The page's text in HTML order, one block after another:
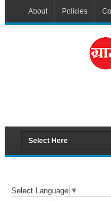
About Policies
Select Language ▼